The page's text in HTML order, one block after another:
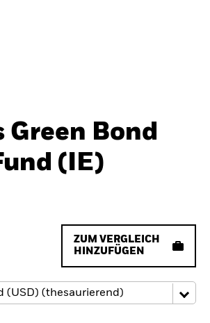
Green Bond
(IE)
ZUM VERGLEICH
HINZUFÜGEN